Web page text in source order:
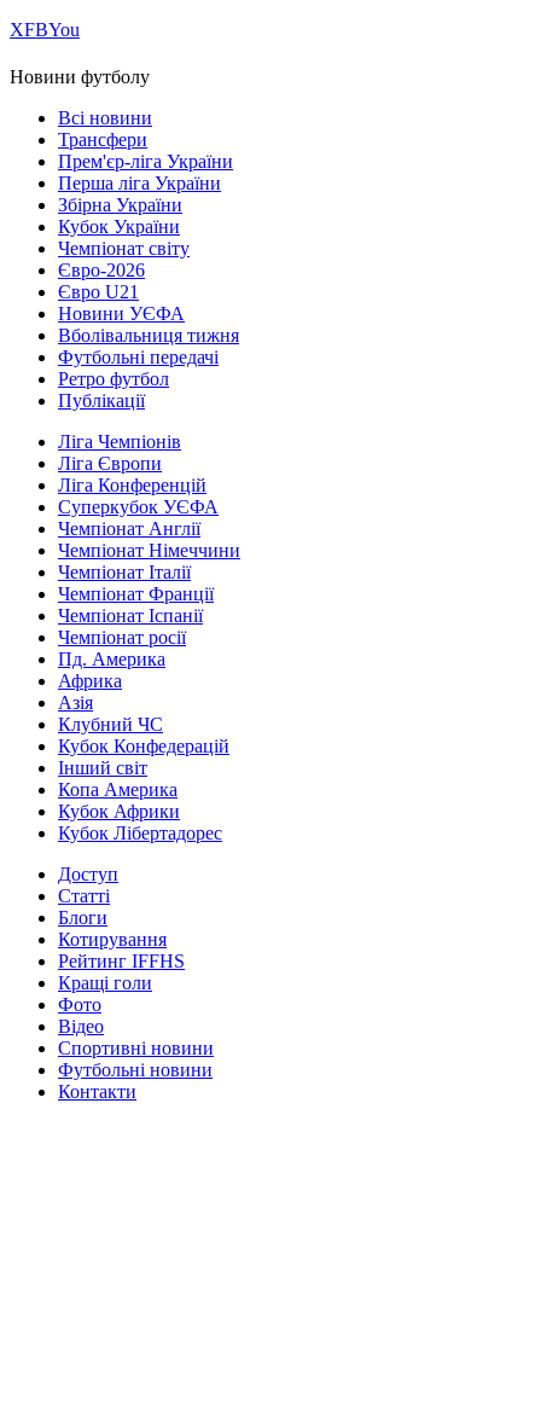
ХFBYou
Новини футболу
Всі новини
Трансфери
Прем'єр-ліга України
Перша ліга України
Збірна України
Кубок України
Чемпіонат світу
Євро-2026
Євро U21
Новини УЄФА
Вболівальниця тижня
Футбольні передачі
Ретро футбол
Публікації
Ліга Чемпіонів
Ліга Європи
Ліга Конференцій
Суперкубок УЄФА
Чемпіонат Англії
Чемпіонат Німеччини
Чемпіонат Італії
Чемпіонат Франції
Чемпіонат Іспанії
Чемпіонат росії
Пд. Америка
Африка
Азія
Клубний ЧС
Кубок Конфедерацій
Інший світ
Копа Америка
Кубок Африки
Кубок Лібертадорес
Доступ
Статті
Блоги
Котирування
Рейтинг IFFHS
Кращі голи
Фото
Відео
Спортивні новини
Футбольні новини
Контакти